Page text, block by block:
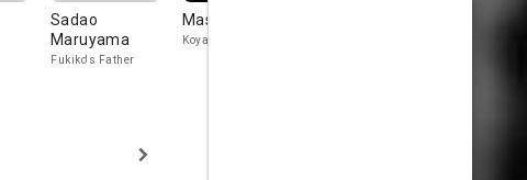
Sadao
Maruyama
Fukiko's Father
Masao Mishima
Koyanagi, the lawyer